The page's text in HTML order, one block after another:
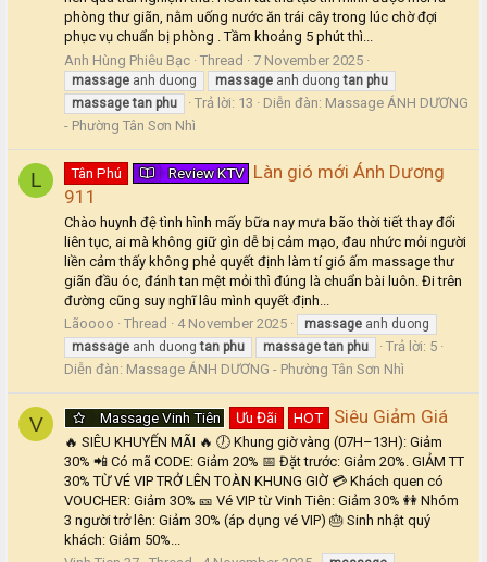
phòng thư giãn, nằm uống nước ăn trái cây trong lúc chờ đợi
phục vụ chuẩn bị phòng . Tầm khoảng 5 phút thì...
Anh Hùng Phiêu Bạc Thread 7 November 2025
massage anh duong massage anh duongtan phu
massage tan phu Trả lời: 13 Diễn đàn: Massage ÁNH DƯƠNG
- Phường Tân Sơn Nhì
L Tân Phú Review KTV Làn gió mới Ánh Dương
911
Chào huynh đệ tình hình mấy bữa nay mưa bão thời tiết thay đổi
liên tục, ai mà không giữ gìn dễ bị cảm mạo, đau nhức mỏi người
liền cảm thấy không phẻ quyết định làm tí gió ấm massage thư
giãn đầu óc, đánh tan mệt mỏi thì đúng là chuẩn bài luôn. Đi trên
đường cũng suy nghĩ lâu mình quyết định...
Lãoooo
Thread 4 November 2025 massage anh duong
massage anh duongtan phu massage tan phu
Trả lời: 5
Diễn đàn: Massage ÁNH DƯƠNG - Phường Tân Sơn Nhì
V Massage Vinh Tiên Ưu Đãi HOT Siêu Giảm Giá
🔥 SIÊU KHUYẾN MÃI 🔥 🕖 Khung giờ vàng (07H–13H): Giảm
30% 📲 Có mã CODE: Giảm 20% 📅 Đặt trước: Giảm 20%. GIẢM TT
30% TỪ VÉ VIP TRỞ LÊN TOÀN KHUNG GIỜ 💳 Khách quen có
VOUCHER: Giảm 30% 🎫 Vé VIP từ Vinh Tiên: Giảm 30% 👭 Nhóm
3 người trở lên: Giảm 30% (áp dụng vé VIP) 🎂 Sinh nhật quý
khách: Giảm 50%...